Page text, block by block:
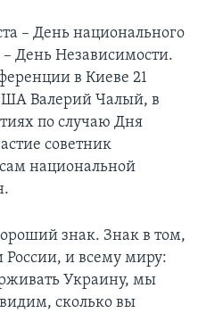
– День национального
– День Независимости.
в Киеве 21
Валерий Чалый, в
по случаю Дня
советник
национальной
знак. Знак в том,
России, и всему миру:
Украину, мы
сколько вы